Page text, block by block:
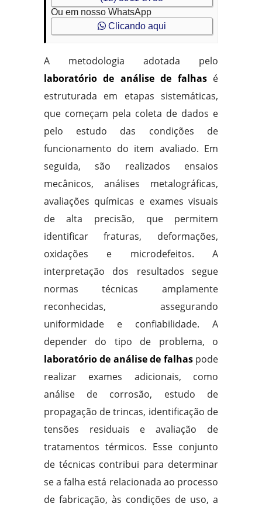
Ou em nosso WhatsApp
Clicando aqui
A metodologia adotada pelo
laboratório de análise de falhasé
estruturada em etapas sistemáticas,
que começam pela coleta de dados e
pelo estudo das condições de
funcionamento do item avaliado. Em
seguida, são realizados ensaios
mecânicos, análises metalográficas,
avaliações químicas e exames visuais
de alta precisão, que permitem
identificar fraturas, deformações,
oxidações e microdefeitos. A
interpretação dos resultados segue
normas técnicas amplamente
reconhecidas, assegurando
uniformidade e confiabilidade. A
depender do tipo de problema, o
laboratório de análise de falhaspode
realizar exames adicionais, como
análise de corrosão, estudo de
propagação de trincas, identificação de
tensões residuais e avaliação de
tratamentos térmicos. Esse conjunto
de técnicas contribui para determinar
se a falha está relacionada ao processo
de fabricação, às condições de uso, a